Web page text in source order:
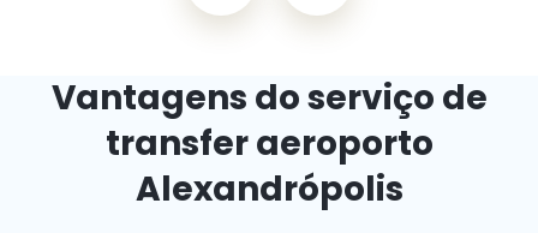
Vantagens do serviço de
transfer aeroporto
Alexandrópolis